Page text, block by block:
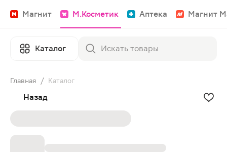
Магнит М.Косметик Аптека Магнит
Каталог
Главная / Каталог
Назад